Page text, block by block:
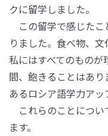
クに留学しました。
この留学で感じたこ
りました。食べ物、文
私にはすべてのものが
間、飽きることはあ
あるロシア語学力アッ
これらのことについ
ます。